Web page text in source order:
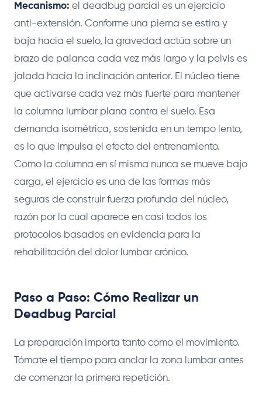
Mecanismo: el deadbug parcial es un ejercicio
anti-extensión. Conforme una pierna se estira y
baja hacia el suelo, la gravedad actúa sobre un
brazo de palanca cada vez más largo y la pelvis es
jalada hacia la inclinación anterior. El núcleo tiene
que activarse cada vez más fuerte para mantener
la columna lumbar plana contra el suelo. Esa
demanda isométrica, sostenida en un tempo lento,
es lo que impulsa el efecto del entrenamiento.
Como la columna en sí misma nunca se mueve bajo
carga, el ejercicio es una de las formas más
seguras de construir fuerza profunda del núcleo,
razón por la cual aparece en casi todos los
protocolos basados en evidencia para la
rehabilitación del dolor lumbar crónico.
Paso a Paso: Cómo Realizar un
Deadbug Parcial
La preparación importa tanto como el movimiento.
Tómate el tiempo para anclar la zona lumbar antes
de comenzar la primera repetición.